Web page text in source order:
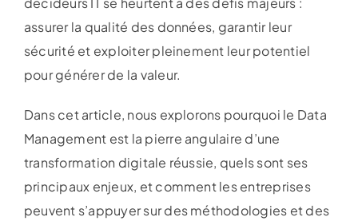
assurer la qualité des données, garantir leur
sécurité et exploiter pleinement leur potentiel
pour générer de la valeur.
Dans cet article, nous explorons pourquoi le Data
Management est la pierre angulaire d’une
transformation digitale réussie, quels sont ses
principaux enjeux, et comment les entreprises
peuvent s’appuyer sur des méthodologies et des